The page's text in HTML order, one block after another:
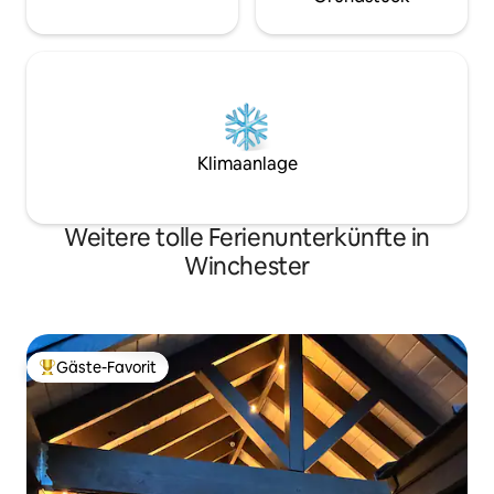
Klimaanlage
Weitere tolle Ferienunterkünfte in
Winchester
Beliebter Gäste-Favorit.
Gäste-Favorit